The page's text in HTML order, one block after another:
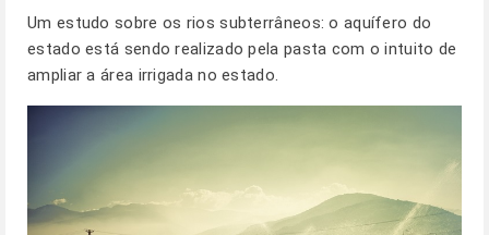
Um estudo sobre os rios subterrâneos: o aquífero do
estado está sendo realizado pela pasta com o intuito de
ampliar a área irrigada no estado.